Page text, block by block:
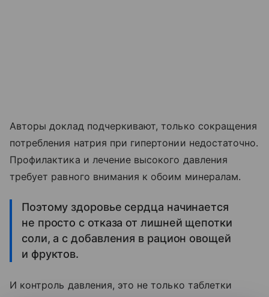
Авторы доклад подчеркивают, только сокращения
потребления натрия при гипертонии недостаточно.
Профилактика и лечение высокого давления
требует равного внимания к обоим минералам.
Поэтому здоровье сердца начинается
не просто с отказа от лишней щепотки
соли, а с добавления в рацион овощей
и фруктов.
И контроль давления, это не только таблетки